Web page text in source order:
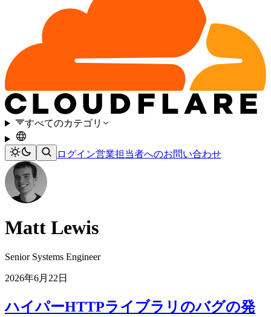
すべてのカテゴリ
ログイン営業担当者へのお問い合わせ
Matt Lewis
Senior Systems Engineer
2026年6月22日
ハイパーHTTPライブラリのバグの発